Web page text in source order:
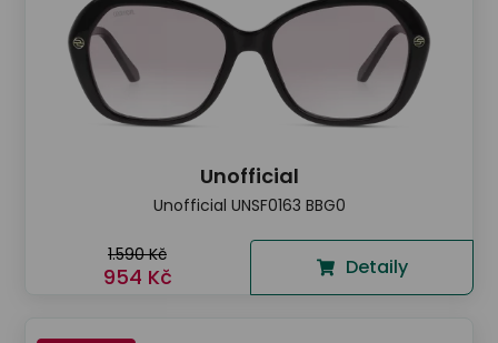
Unofficial
Unofficial UNSF0163 BBG0
1.590 Kč
954 Kč Detaily